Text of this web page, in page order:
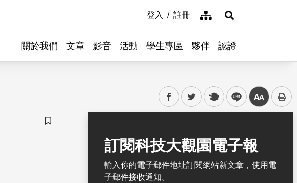
登入 註冊 網站導覽展開搜尋
關於我們 文章 影音 活動 學生專區 夥伴 認證
facebooktwitter plurk line 中
儲存書籤
訂閱科技大觀園電子報
輸入你的電子郵件地址訂閱網站新文章，使用電
子郵件接收通知。